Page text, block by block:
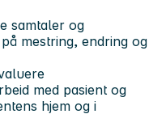
samtaler og
mestring, endring og
med pasient og
hjem og i